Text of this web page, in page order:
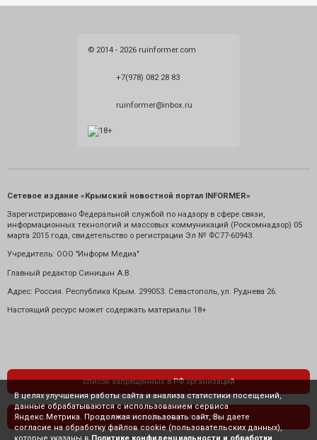
© 2014 - 2026 ruinformer.com
+7(978) 082 28 83
ruinformer@inbox.ru
Сетевое издание «Крымский новостной портал INFORMER»
Зарегистрировано Федеральной службой по надзору в сфере связи,
информационных технологий и массовых коммуникаций (Роскомнадзор) 05
марта 2015 года, свидетельство о регистрации Эл № ФС77-60943.
Учредитель: ООО "Информ Медиа"
Главный редактор Синицын А.В.
Адрес: Россия. Республика Крым. 299053. Севастополь, ул. Руднева 26.
Настоящий ресурс может содержать материалы 18+
список запрещенных в РФ организаций
политика конфиденциальности
В целях улучшения работы сайта и анализа статистики посещений,
данные обрабатываются с использованием сервиса
Яндекс.Метрика. Продолжая использовать сайт, Вы даете
согласие на обработку файлов cookie (пользовательских данных),
которые указаны в Политике конфиденциальности и обработки